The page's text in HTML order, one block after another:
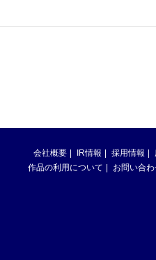
会社概要 IR情報 採用情報
作品の利用について
お問い合